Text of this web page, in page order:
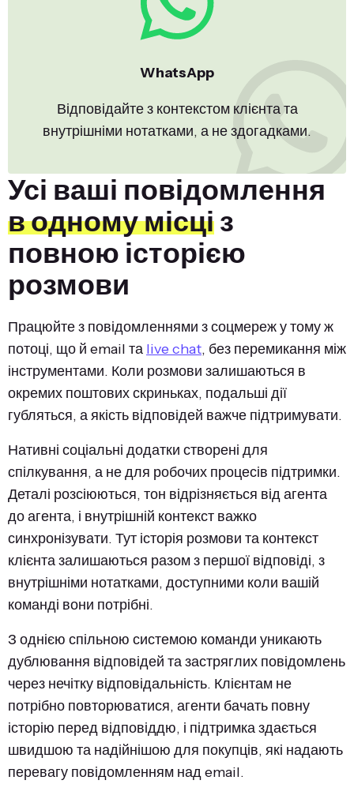
WhatsApp
Відповідайте з контекстом клієнта та
внутрішніми нотатками, а не здогадками.
Усі ваші повідомлення
в одному місціз
повною історією
розмови
Працюйте з повідомленнями з соцмереж у тому ж
потоці, що й email та live chat, без перемикання між
інструментами. Коли розмови залишаються в
окремих поштових скриньках, подальші дії
губляться, а якість відповідей важче підтримувати.
Нативні соціальні додатки створені для
спілкування, а не для робочих процесів підтримки.
Деталі розсіюються, тон відрізняється від агента
до агента, і внутрішній контекст важко
синхронізувати. Тут історія розмови та контекст
клієнта залишаються разом з першої відповіді, з
внутрішніми нотатками, доступними коли вашій
команді вони потрібні.
З однією спільною системою команди уникають
дублювання відповідей та застряглих повідомлень
через нечітку відповідальність. Клієнтам не
потрібно повторюватися, агенти бачать повну
історію перед відповіддю, і підтримка здається
швидшою та надійнішою для покупців, які надають
перевагу повідомленням над email.